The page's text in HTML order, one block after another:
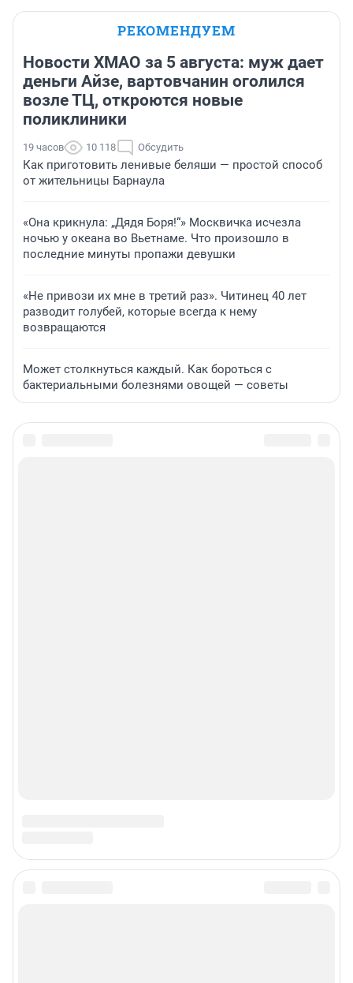
РЕКОМЕНДУЕМ
Новости ХМАО за 5 августа: муж дает
деньги Айзе, вартовчанин оголился
возле ТЦ, откроются новые
поликлиники
19 часов 10 118 Обсудить
Как приготовить ленивые беляши — простой способ
от жительницы Барнаула
«Она крикнула: „Дядя Боря!“» Москвичка исчезла
ночью у океана во Вьетнаме. Что произошло в
последние минуты пропажи девушки
«Не привози их мне в третий раз». Читинец 40 лет
разводит голубей, которые всегда к нему
возвращаются
Может столкнуться каждый. Как бороться с
бактериальными болезнями овощей — советы